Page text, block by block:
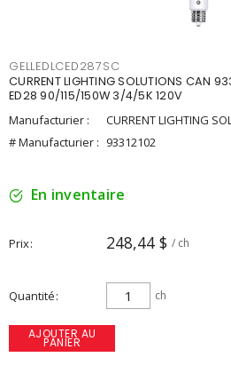
GELLEDLCED287SC
CURRENT LIGHTING SOLUTIONS CAN
ED28 90/115/150W 3/4/5K 120V
Manufacturier :
CURRENT LIGHTING
# Manufacturier : 93312102
En inventaire
Prix 248,44 $ / ch
Quantité ch
AJOUTER AU
PANIER